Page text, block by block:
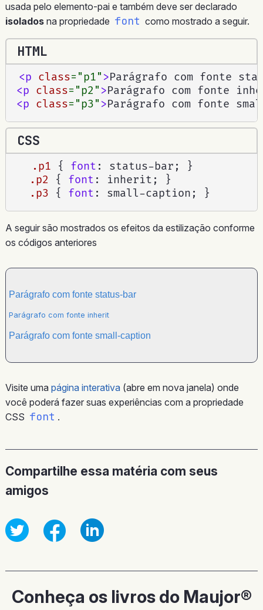
usada pelo elemento-pai e também deve ser declarado
isoladosna propriedade font como mostrado a seguir.
HTML
<p class="p1">Parágrafo com fonte
<p class="p2 ">Parágrafo com fonte
<p class="p3">Parágrafo com fonte
CSS
.p1 { font : status-bar ;
}
.p2
{ font : inherit ;
}
.p3
{ font : small-caption ; }
A seguir são mostrados os efeitos da estilização conforme
os códigos anteriores
Parágrafo com fonte status-bar
Parágrafo com fonte inherit
Parágrafo com fonte small-caption
Visite uma página interativa(abre em nova janela) onde
você poderá fazer suas experiências com a propriedade
CSS font .
Compartilhe essa matéria com seus
amigos
Conheça os livros do Maujor®